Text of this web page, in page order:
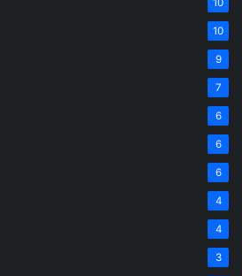
10
10
9
7
6
6
6
4
4
3